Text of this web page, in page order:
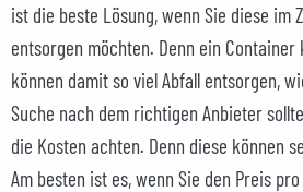
ist die beste Lösung, wenn Sie diese im
entsorgen möchten. Denn ein
können damit so viel Abfall entsorgen,
Suche nach dem richtigen Anbieter
die Kosten achten. Denn diese können
Am besten ist es, wenn Sie den Preis